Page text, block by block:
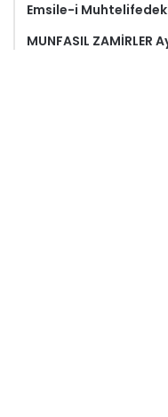
Emsile-i
MUNFASIL ZAMİRLER